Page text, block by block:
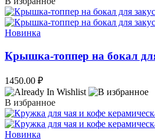
Новинка
Крышка-топпер на бокал
1450.00 ₽
В избранное
Новинка